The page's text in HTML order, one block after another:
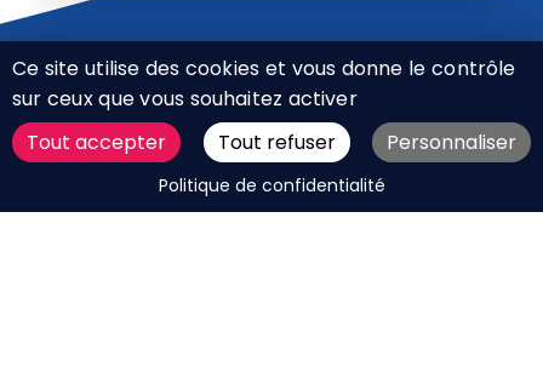
DEMANDER UN DEVIS
CHARTE RÉSEAUX SOCIAUX
MENTIONS LÉGALES
Ce site utilise des cookies et vous donne le contrôle
sur ceux que vous souhaitez activer
Tout accepter
Tout refuser Personnaliser
Politique de confidentialité